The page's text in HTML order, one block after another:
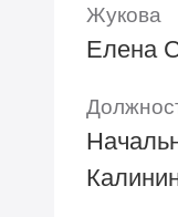
Жукова
Елена